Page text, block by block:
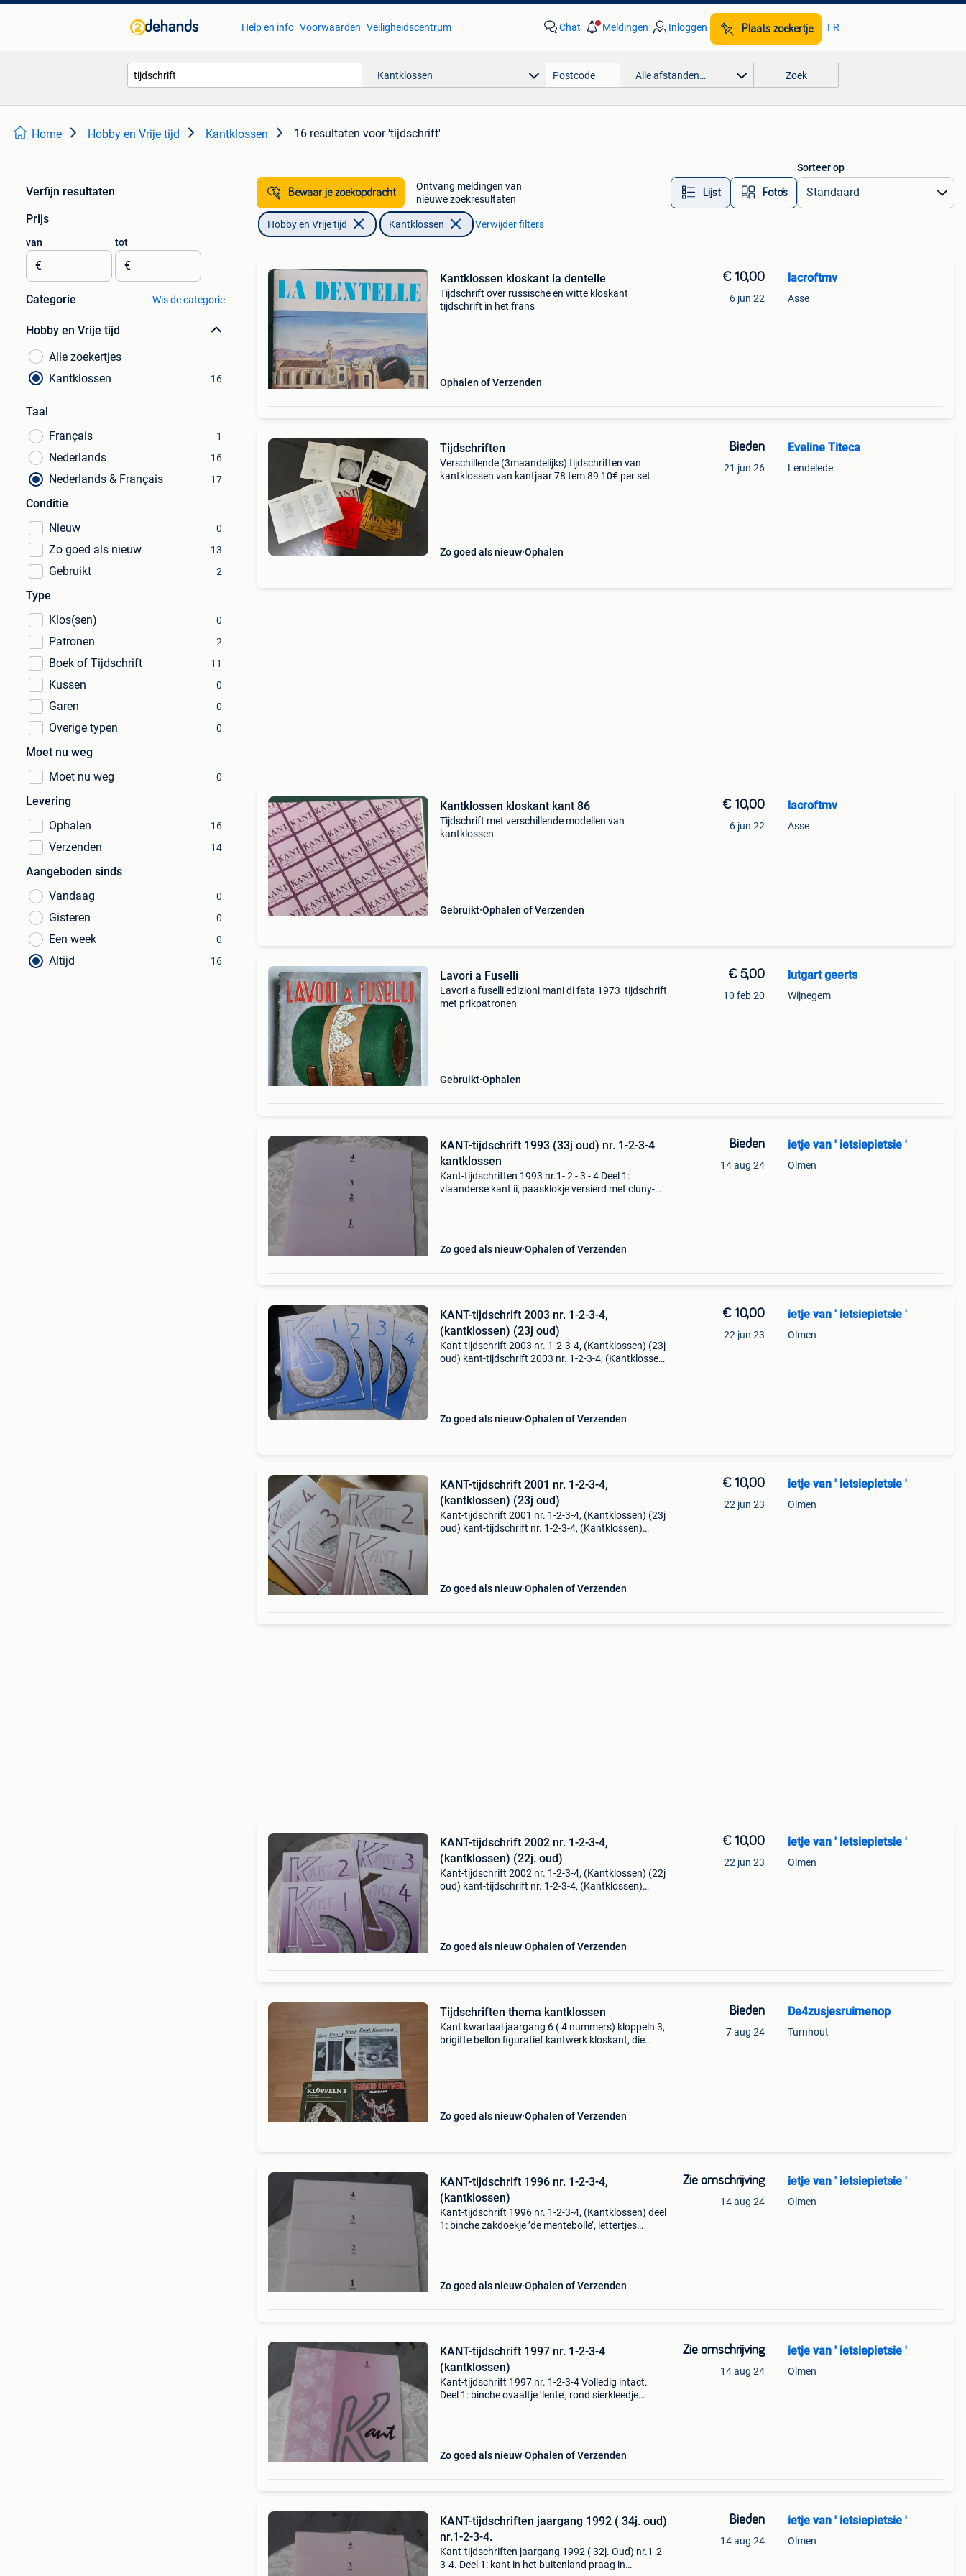
Help en info Voorwaarden Veiligheidscentrum Chat Meldingen Inloggen Plaats zoekertje FR
Kantklossen Alle afstanden… Zoek
Home Hobby en Vrije tijd Kantklossen 16 resultaten voor 'tijdschrift'
Verfijn resultaten
Prijs
van
€
tot
€
Categorie Wis de categorie
Hobby en Vrije tijd
Alle zoekertjes
Kantklossen
16
Taal
Français
1
Nederlands 16
Nederlands & Français 17
Conditie
Nieuw
0
Zo goed als nieuw 13
Gebruikt 2
Type
Klos(sen)
0
Patronen 2
Boek of Tijdschrift 11
Kussen 0
Garen 0
Overige typen 0
Moet nu weg
Moet nu weg
0
Levering
Ophalen
16
Verzenden 14
Aangeboden sinds
Vandaag
0
Gisteren 0
Een week 0
Altijd 16
Bewaar je zoekopdracht
Ontvang meldingen van
nieuwe zoekresultaten
Lijst Foto’s
Sorteer op
Hobby en Vrije tijd Kantklossen Verwijder filters
Kantklossen kloskant la dentelle
Tijdschrift over russische en witte kloskant
tijdschrift in het frans
Ophalen of Verzenden
€ 10,00
6 jun 22
lacroftmv
Asse
Tijdschriften
Verschillende (3maandelijks) tijdschriften van
kantklossen van kantjaar 78 tem 89 10€ per set
Zo goed als nieuw Ophalen
Bieden
21 jun 26
Eveline Titeca
Lendelede
Kantklossen kloskant kant 86
Tijdschrift met verschillende modellen van
kantklossen
Gebruikt Ophalen of Verzenden
€ 10,00
6 jun 22
lacroftmv
Asse
Lavori a Fuselli
Lavori a fuselli edizioni mani di fata 1973 tijdschrift
met prikpatronen
Gebruikt Ophalen
€ 5,00
10 feb 20
lutgart geerts
Wijnegem
KANT-tijdschrift 1993 (33j oud) nr. 1-2-3-4
kantklossen
Kant-tijdschriften 1993 nr.1- 2 - 3 - 4 Deel 1:
vlaanderse kant ii, paasklokje versierd met cluny-
Zo goed als nieuw Ophalen of Verzenden
Bieden
14 aug 24
ietje van ' ietsiepietsie '
Olmen
KANT-tijdschrift 2003 nr. 1-2-3-4,
(kantklossen) (23j oud)
Kant-tijdschrift 2003 nr. 1-2-3-4, (Kantklossen) (23j
oud) kant-tijdschrift 2003 nr. 1-2-3-4, (Kantklossen)
Zo goed als nieuw Ophalen of Verzenden
€ 10,00
22 jun 23
ietje van ' ietsiepietsie '
Olmen
KANT-tijdschrift 2001 nr. 1-2-3-4,
(kantklossen) (23j oud)
Kant-tijdschrift 2001 nr. 1-2-3-4, (Kantklossen) (23j
oud) kant-tijdschrift nr. 1-2-3-4, (Kantklossen)
Zo goed als nieuw Ophalen of Verzenden
€ 10,00
22 jun 23
ietje van ' ietsiepietsie '
Olmen
KANT-tijdschrift 2002 nr. 1-2-3-4,
(kantklossen) (22j. oud)
Kant-tijdschrift 2002 nr. 1-2-3-4, (Kantklossen) (22j
oud) kant-tijdschrift nr. 1-2-3-4, (Kantklossen)
Zo goed als nieuw Ophalen of Verzenden
€ 10,00
22 jun 23
ietje van ' ietsiepietsie '
Olmen
Tijdschriften thema kantklossen
Kant kwartaal jaargang 6 ( 4 nummers) kloppeln 3,
brigitte bellon figuratief kantwerk kloskant, die
Zo goed als nieuw Ophalen of Verzenden
Bieden
7 aug 24
De4zusjesruimenop
Turnhout
KANT-tijdschrift 1996 nr. 1-2-3-4,
(kantklossen)
Kant-tijdschrift 1996 nr. 1-2-3-4, (Kantklossen) deel
1: binche zakdoekje ’de mentebolle’, lettertjes
Zo goed als nieuw Ophalen of Verzenden
Zie omschrijving
14 aug 24
ietje van ' ietsiepietsie '
Olmen
KANT-tijdschrift 1997 nr. 1-2-3-4
(kantklossen)
Kant-tijdschrift 1997 nr. 1-2-3-4 Volledig intact.
Deel 1: binche ovaaltje ‘lente’, rond sierkleedje
Zo goed als nieuw Ophalen of Verzenden
Zie omschrijving
14 aug 24
ietje van ' ietsiepietsie '
Olmen
KANT-tijdschriften jaargang 1992 ( 34j. oud)
nr.1-2-3-4.
Kant-tijdschriften jaargang 1992 ( 32j. Oud) nr.1-2-
3-4. Deel 1: kant in het buitenland praag in
Bieden
14 aug 24
ietje van ' ietsiepietsie '
Olmen